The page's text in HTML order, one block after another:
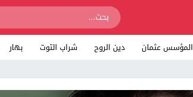
المؤسس عثمان دين الروح شراب التوت بهار